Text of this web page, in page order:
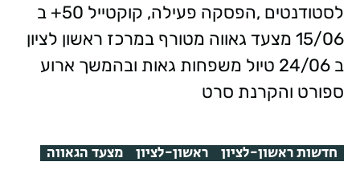
לסטודנטים ,הפסקה פעילה, קוקטייל 50+ ב
15/06 מצעד גאווה מטורף במרכז ראשון לציון
ב 24/06 טיול משפחות גאות ובהמשך ארוע
ספורט והקרנת סרט
חדשות ראשון-לציון ראשון-לציון מצעד הגאווה